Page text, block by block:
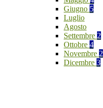
Giugno 5
Luglio
Agosto
Settembre 2
Ottobre 4
Novembre 2
Dicembre 3